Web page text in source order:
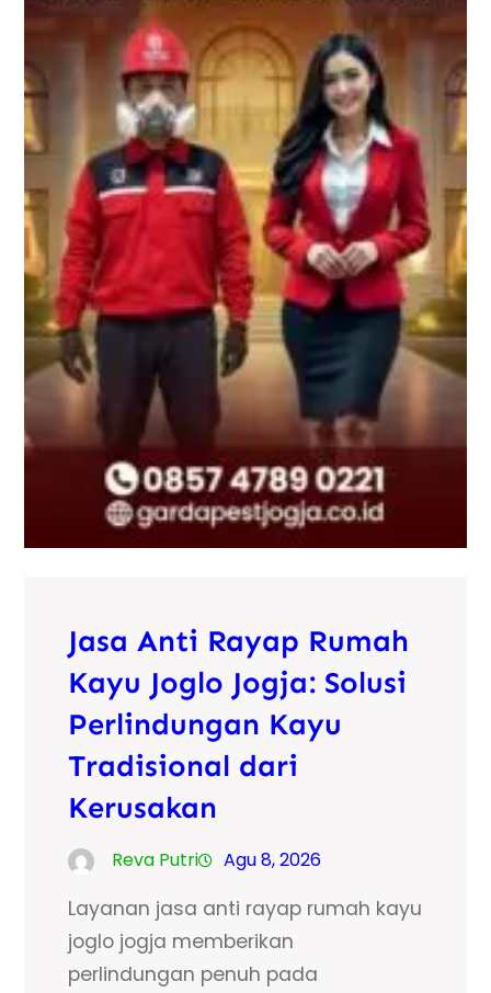
Jasa Anti Rayap Rumah
Kayu Joglo Jogja: Solusi
Perlindungan Kayu
Tradisional dari
Kerusakan
Reva Putri Agu 8, 2026
Layanan jasa anti rayap rumah kayu
joglo jogja memberikan
perlindungan penuh pada